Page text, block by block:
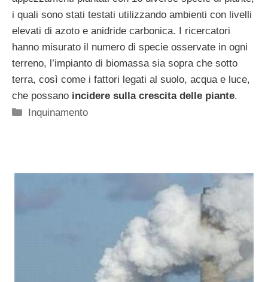
i quali sono stati testati utilizzando ambienti con livelli
elevati di azoto e anidride carbonica. I ricercatori
hanno misurato il numero di specie osservate in ogni
terreno, l’impianto di biomassa sia sopra che sotto
terra, così come i fattori legati al suolo, acqua e luce,
che possano incidere sulla crescita delle piante.
Categorie
Inquinamento